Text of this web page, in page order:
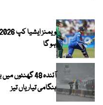
ہو گا
آئندہ 48
ہنگامی تیاریاں تیز